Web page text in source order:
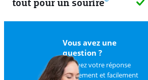
Vous avez une
question ?
Trouvez votre réponse
rapidement et facilement